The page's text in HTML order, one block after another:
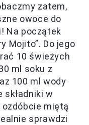
zatem,
owoce do
Na początek
Mojito”. Do jego
10 świeżych
ml soku z
100 ml wody
składniki w
ozdóbcie miętą
sprawdzi